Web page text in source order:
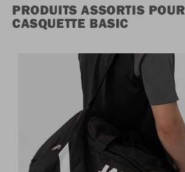
PRODUITS ASSORTIS POUR
CASQUETTE BASIC